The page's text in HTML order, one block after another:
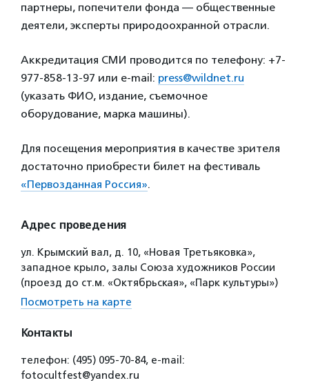
партнеры, попечители фонда — общественные
деятели, эксперты природоохранной отрасли.
Аккредитация СМИ проводится по телефону: +7-
977-858-13-97 или e-mail: press@wildnet.ru
(указать ФИО, издание, съемочное
оборудование, марка машины).
Для посещения мероприятия в качестве зрителя
достаточно приобрести билет на фестиваль
«Первозданная Россия».
Адрес проведения
ул. Крымский вал, д. 10, «Новая Третьяковка»,
западное крыло, залы Союза художников России
(проезд до ст.м. «Октябрьская», «Парк культуры»)
Посмотреть на карте
Контакты
телефон: (495) 095-70-84, e-mail:
fotocultfest@yandex.ru